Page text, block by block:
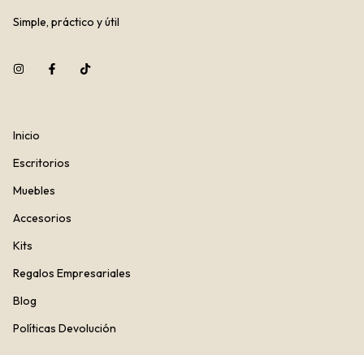
Simple, práctico y útil
Inicio
Escritorios
Muebles
Accesorios
Kits
Regalos Empresariales
Blog
Políticas Devolución